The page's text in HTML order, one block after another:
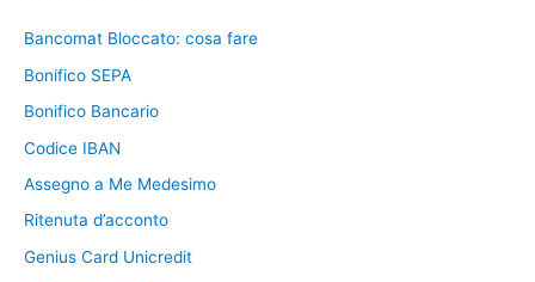
Bancomat Bloccato: cosa fare
Bonifico SEPA
Bonifico Bancario
Codice IBAN
Assegno a Me Medesimo
Ritenuta d’acconto
Genius Card Unicredit